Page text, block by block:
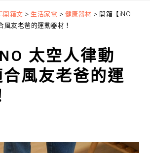
開箱文 > 生活家電 > 健康器材 > 開箱【iNO
友老爸的運動器材！
太空人律動
風友老爸的運